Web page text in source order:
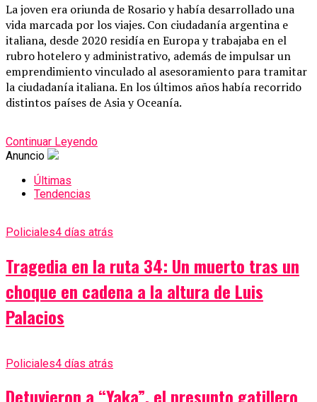
La joven era oriunda de Rosario y había desarrollado una
vida marcada por los viajes. Con ciudadanía argentina e
italiana, desde 2020 residía en Europa y trabajaba en el
rubro hotelero y administrativo, además de impulsar un
emprendimiento vinculado al asesoramiento para tramitar
la ciudadanía italiana. En los últimos años había recorrido
distintos países de Asia y Oceanía.
Continuar Leyendo
Anuncio
Últimas
Tendencias
Policiales4 días atrás
Tragedia en la ruta 34: Un muerto tras un
choque en cadena a la altura de Luis
Palacios
Policiales4 días atrás
Detuvieron a “Yaka”, el presunto gatillero